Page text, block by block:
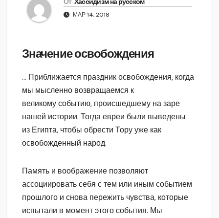
От Хассидизм на русском
МАР 14, 2018
Значение освобождения
… Приближается праздник освобождения, когда
мы мысленно возвращаемся к
великому событию, происшедшему на заре
нашей истории. Тогда евреи были выведены
из Египта, чтобы обрести Тору уже как
освобожденный народ.
Память и воображение позволяют
ассоциировать себя с тем или иным событием
прошлого и снова пережить чувства, которые
испытали в момент этого события. Мы